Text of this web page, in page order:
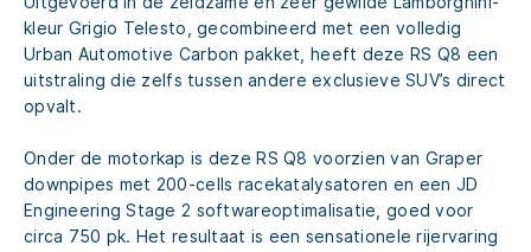
kleur Grigio Telesto, gecombineerd met een volledig
Urban Automotive Carbon pakket, heeft deze RS Q8 een
uitstraling die zelfs tussen andere exclusieve SUV’s direct
opvalt.
Onder de motorkap is deze RS Q8 voorzien van Graper
downpipes met 200-cells racekatalysatoren en een JD
Engineering Stage 2 softwareoptimalisatie, goed voor
circa 750 pk. Het resultaat is een sensationele rijervaring